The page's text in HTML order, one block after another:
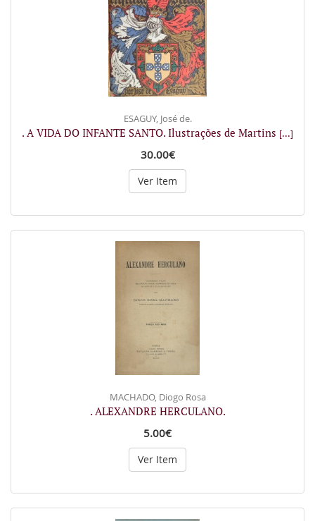
ESAGUY, José de.
. A VIDA DO INFANTE SANTO. Ilustrações de Martins [...]
30.00€
Ver Item
MACHADO, Diogo Rosa
. ALEXANDRE HERCULANO.
5.00€
Ver Item